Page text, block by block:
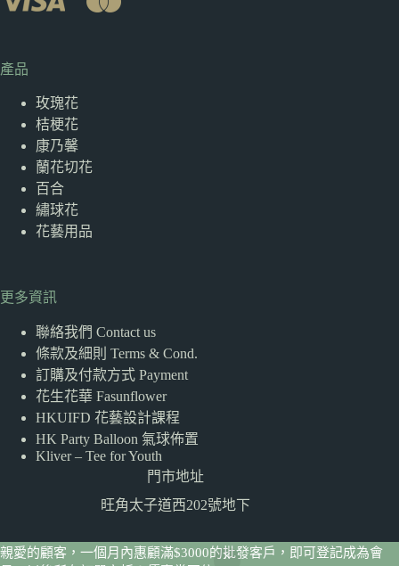
親愛的顧客，一個月內惠顧滿$3000的批發客戶，即可登記成為會
產品
玫瑰花
桔梗花
康乃馨
蘭花切花
百合
繡球花
花藝用品
更多資訊
聯絡我們 Contact us
條款及細則 Terms & Cond.
訂購及付款方式 Payment
花生花華 Fasunflower
HKUIFD 花藝設計課程
HK Party Balloon 氣球佈置
Kliver – Tee for Youth
門市地址
旺角太子道西202號地下
版權 © 2026 Poloflower -FaSunflower